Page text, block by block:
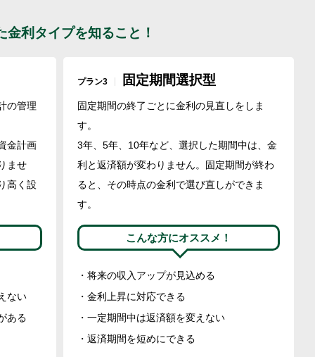
利タイプを知ること！
の管理
金計画
ませ
高く設
ない
ある
プラン3 固定期間選択型
固定期間の終了ごとに金利の見直しをしま
す。
3年、5年、10年など、選択した期間中は、金
利と返済額が変わりません。固定期間が終わ
ると、その時点の金利で選び直しができま
す。
こんな方にオススメ！
将来の収入アップが見込める
金利上昇に対応できる
一定期間中は返済額を変えない
返済期間を短めにできる